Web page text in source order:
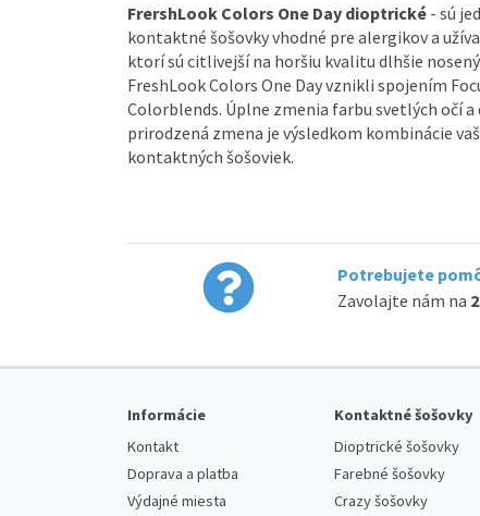
FrershLook Colors One Day dioptrické - sú
kontaktné šošovky vhodné pre alergikov a
ktorí sú citlivejší na horšiu kvalitu dlhšie
FreshLook Colors One Day vznikli spojením
Colorblends. Úplne zmenia farbu svetlých očí
prirodzená zmena je výsledkom kombinácie
kontaktných šošoviek.
Potrebujete
Zavolajte nám na
Informácie
Kontakt
Doprava a platba
Výdajné miesta
Kontaktné šošovky
Dioptrické šošovky
Farebné šošovky
Crazy šošovky